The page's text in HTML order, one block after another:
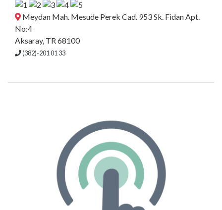
Meydan Mah. Mesude Perek Cad. 953 Sk. Fidan Apt.
No:4
Aksaray, TR 68100
(382)-201 01 33